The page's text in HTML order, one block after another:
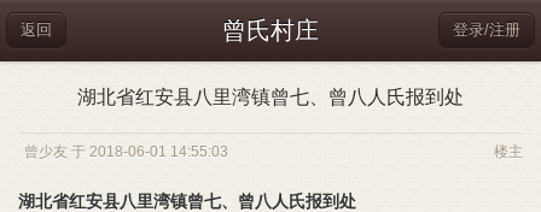
曾氏村庄
返回 登录/注册
湖北省红安县八里湾镇曾七、曾八人氏报到处
楼主
曾少友 于 2018-06-01 14:55:03
湖北省红安县八里湾镇曾七、曾八人氏报到处